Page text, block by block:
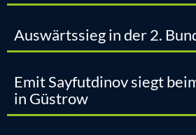
Auswärtssieg in der 2.
Emit Sayfutdinov siegt
in Güstrow